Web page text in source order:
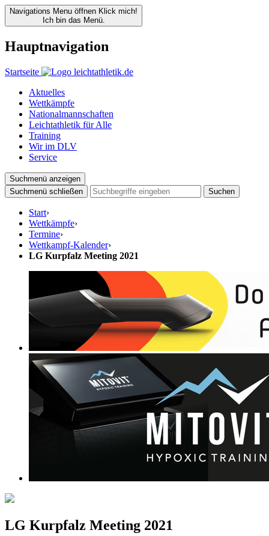
Navigations Menu öffnen Klick mich!
Ich bin das Menü.
Hauptnavigation
Startseite
Aktuelles
Wettkämpfe
Nationalmannschaften
Leichtathletik für Alle
Training
Wir im DLV
Service
Suchmenü anzeigen
Suchmenü schließen
Suchen
Start›
Wettkämpfe›
Termine›
Wettkampf-Kalender›
LG Kurpfalz Meeting 2021
LG Kurpfalz Meeting 2021